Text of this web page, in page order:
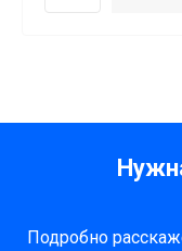
Подробно